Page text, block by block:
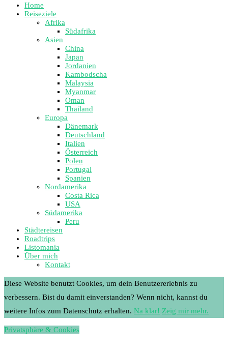
Home
Reiseziele
Afrika
Südafrika
Asien
China
Japan
Jordanien
Kambodscha
Malaysia
Myanmar
Oman
Thailand
Europa
Dänemark
Deutschland
Italien
Österreich
Polen
Portugal
Spanien
Nordamerika
Costa Rica
USA
Südamerika
Peru
Städtereisen
Roadtrips
Listomania
Über mich
Kontakt
Diese Website benutzt Cookies, um dein Benutzererlebnis zu
verbessern. Bist du damit einverstanden? Wenn nicht, kannst du
weitere Infos zum Datenschutz erhalten. Na klar! Zeig mir mehr.
Privatsphäre & Cookies